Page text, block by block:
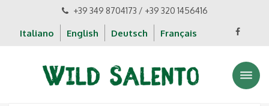
+39 349 8704173 / +39 320 1456416
Italiano English Deutsch Français